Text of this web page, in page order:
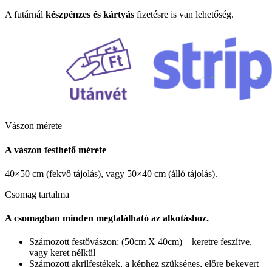
A futárnál készpénzes és kártyás fizetésre is van lehetőség.
Vászon mérete
A vászon festhető mérete
40×50 cm (fekvő tájolás), vagy 50×40 cm (álló tájolás).
Csomag tartalma
A csomagban minden megtalálható az alkotáshoz.
Számozott festővászon: (50cm X 40cm) – keretre feszítve,
vagy keret nélkül
Számozott akrilfestékek, a képhez szükséges, előre bekevert